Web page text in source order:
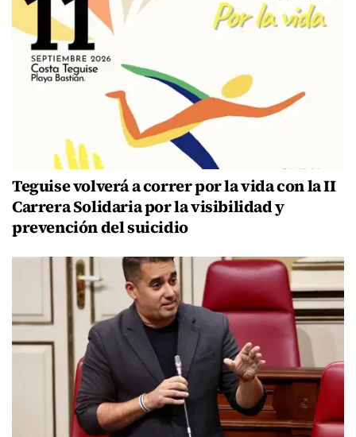
Teguise volverá a correr por la vida con la II
Carrera Solidaria por la visibilidad y
prevención del suicidio